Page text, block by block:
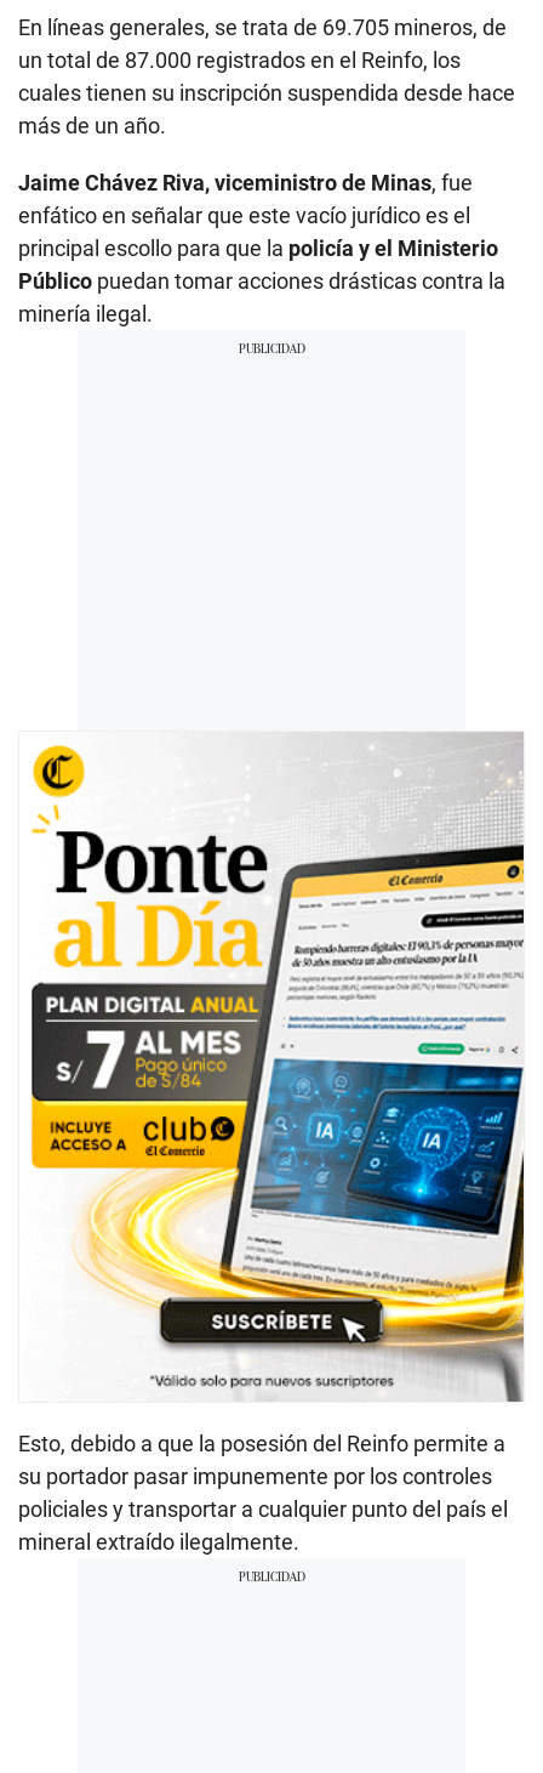
En líneas generales, se trata de 69.705 mineros, de
un total de 87.000 registrados en el Reinfo, los
cuales tienen su inscripción suspendida desde hace
más de un año.
Jaime Chávez Riva, viceministro de Minas, fue
enfático en señalar que este vacío jurídico es el
principal escollo para que la policía y el Ministerio
Público puedan tomar acciones drásticas contra la
minería ilegal.
Esto, debido a que la posesión del Reinfo permite a
su portador pasar impunemente por los controles
policiales y transportar a cualquier punto del país el
mineral extraído ilegalmente.